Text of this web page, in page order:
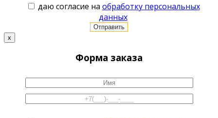
даю согласие на обработку персональных
данных
x
Форма заказа